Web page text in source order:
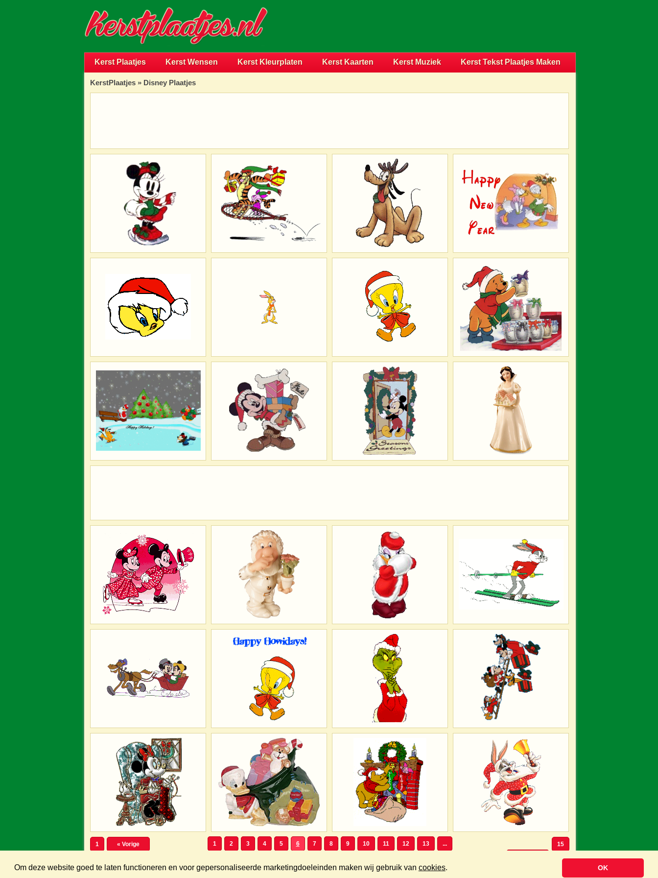
Om deze website goed te laten functioneren en voor gepersonaliseerde marketingdoeleinden maken wij gebruik van cookies. OK
Kerst Plaatjes Kerst Wensen Kerst Kleurplaten Kerst Kaarten Kerst Muziek Kerst Tekst Plaatjes Maken
KerstPlaatjes » Disney Plaatjes
1 « Vorige 1 2 3 4 5 6 7 8 9 10 11 12 13 ...
15